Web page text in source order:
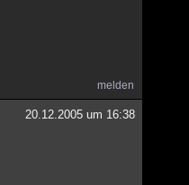
melden
20.12.2005 um 16:38